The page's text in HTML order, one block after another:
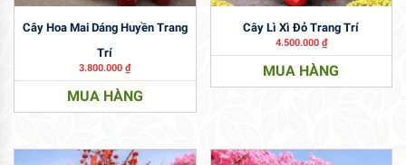
Cây Hoa Mai Dáng Huyền Trang
Trí
3.800.000₫
MUA HÀNG
Cây Lì Xì Đỏ Trang Trí
4.500.000 ₫
MUA HÀNG